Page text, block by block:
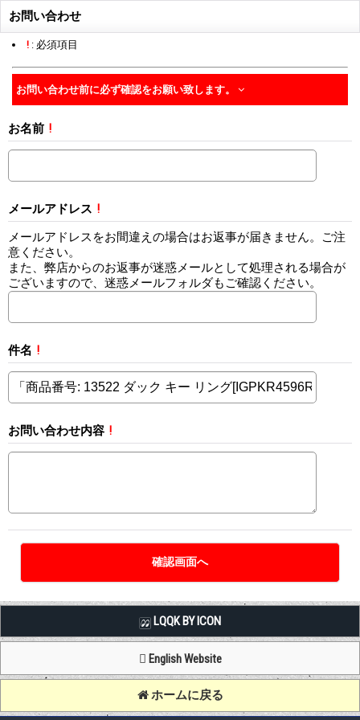
お問い合わせ
! : 必須項目
お問い合わせ前に必ず確認をお願い致します。
お名前 !
メールアドレス !
メールアドレスをお間違えの場合はお返事が届きません。ご注
意ください。
また、弊店からのお返事が迷惑メールとして処理される場合が
ございますので、迷惑メールフォルダもご確認ください。
件名 !
お問い合わせ内容 !
LQQK BY ICON
English Website
ホームに戻る